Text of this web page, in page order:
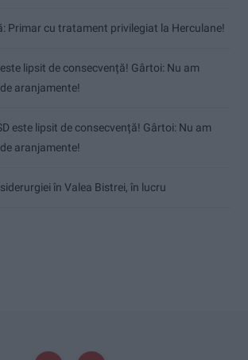
Primar cu tratament privilegiat la Herculane!
lipsit de consecvență! Gârtoi: Nu am
aranjamente!
este lipsit de consecvență! Gârtoi: Nu am
aranjamente!
în Valea Bistrei, în lucru